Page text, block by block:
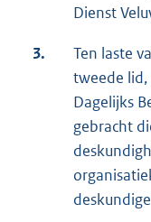
Dienst
3.
Ten laste
tweede
Dagelijks
gebracht